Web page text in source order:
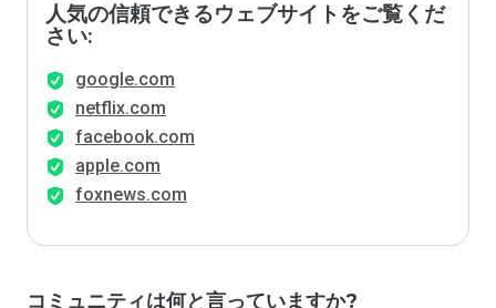
人気の信頼できるウェブサイトをご覧くだ
さい:
google.com
netflix.com
facebook.com
apple.com
foxnews.com
コミュニティは何と言っていますか?